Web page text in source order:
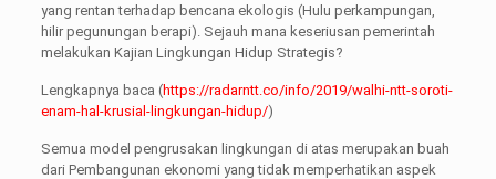
yang rentan terhadap bencana ekologis (Hulu perkampungan,
hilir pegunungan berapi). Sejauh mana keseriusan pemerintah
melakukan Kajian Lingkungan Hidup Strategis?
Lengkapnya baca (https://radarntt.co/info/2019/walhi-ntt-soroti-
enam-hal-krusial-lingkungan-hidup/)
Semua model pengrusakan lingkungan di atas merupakan buah
dari Pembangunan ekonomi yang tidak memperhatikan aspek